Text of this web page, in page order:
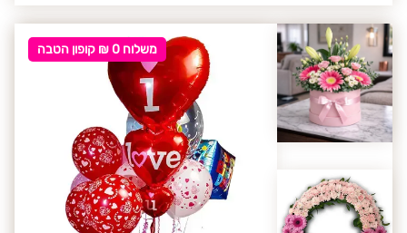
משלוח 0 ₪ קופון הטבה